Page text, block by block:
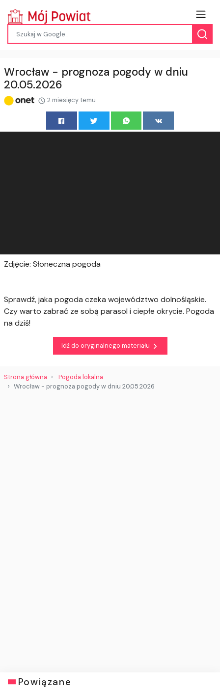
Wrocław - prognoza pogody w dniu
20.05.2026
2 miesięcy temu
Zdjęcie: Słoneczna pogoda
Sprawdź, jaka pogoda czeka województwo dolnośląskie.
Czy warto zabrać ze sobą parasol i ciepłe okrycie. Pogoda
na dziś!
Idź do oryginalnego materiału
Strona główna
Pogoda lokalna
Wrocław - prognoza pogody w dniu 20.05.2026
Powiązane